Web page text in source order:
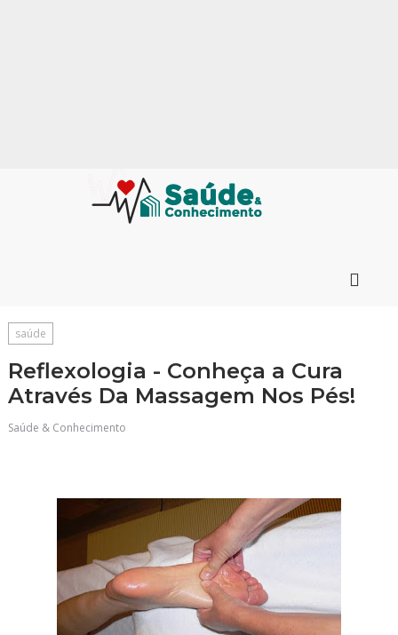
saúde
Reflexologia - Conheça a Cura
Através Da Massagem Nos Pés!
Saúde & Conhecimento